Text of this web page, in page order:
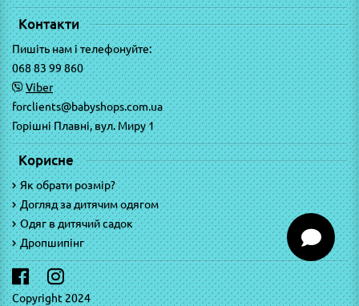
Контакти
Пишіть нам і телефонуйте:
068 83 99 860
Viber
forclients@babyshops.com.ua
Горішні Плавні, вул. Миру 1
Корисне
Як обрати розмір?
Догляд за дитячим одягом
Одяг в дитячий садок
Дропшипінг
Copyright 2024